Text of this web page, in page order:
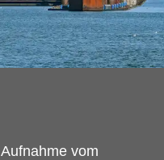
Aufnahme vom